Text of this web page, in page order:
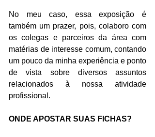
No meu caso, essa exposição é
também um prazer, pois, colaboro com
os colegas e parceiros da área com
matérias de interesse comum, contando
um pouco da minha experiência e ponto
de vista sobre diversos assuntos
relacionados à nossa atividade
profissional.
ONDE APOSTAR SUAS FICHAS?